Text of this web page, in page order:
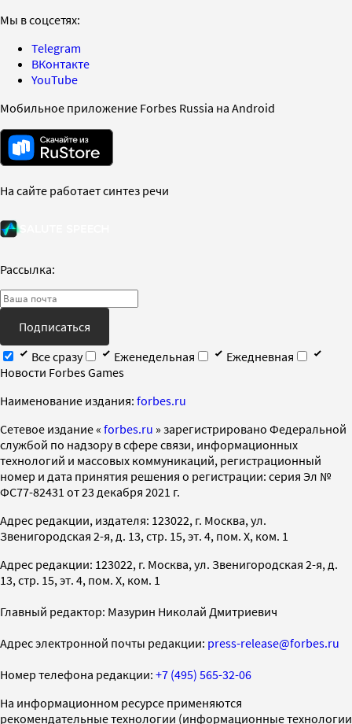
Мы в соцсетях:
Telegram
ВКонтакте
YouTube
Мобильное приложение Forbes Russia на Android
На сайте работает синтез речи
Рассылка:
Подписаться
Все сразу
Еженедельная
Ежедневная
Новости Forbes Games
Наименование издания: forbes.ru
Cетевое издание « forbes.ru » зарегистрировано Федеральной
службой по надзору в сфере связи, информационных
технологий и массовых коммуникаций, регистрационный
номер и дата принятия решения о регистрации: серия Эл №
ФС77-82431 от 23 декабря 2021 г.
Адрес редакции, издателя: 123022, г. Москва, ул.
Звенигородская 2-я, д. 13, стр. 15, эт. 4, пом. X, ком. 1
Адрес редакции: 123022, г. Москва, ул. Звенигородская 2-я, д.
13, стр. 15, эт. 4, пом. X, ком. 1
Главный редактор: Мазурин Николай Дмитриевич
Адрес электронной почты редакции: press-release@forbes.ru
Номер телефона редакции: +7 (495) 565-32-06
На информационном ресурсе применяются
рекомендательные технологии (информационные технологии